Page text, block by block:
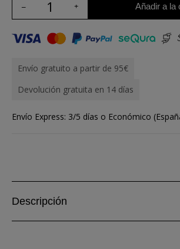
Añadir a la
Envío gratuito a partir de 95€
Devolución gratuita en 14 días
Envío Express: 3/5 días o Económico
Descripción